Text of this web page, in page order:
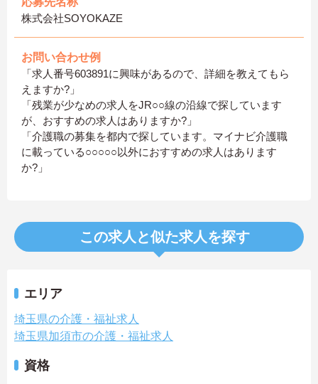
株式会社SOYOKAZE
お問い合わせ例
「求人番号603891に興味があるので、詳細を教えてもら
えますか?」
「残業が少なめの求人をJR○○線の沿線で探しています
が、おすすめの求人はありますか?」
「介護職の募集を都内で探しています。マイナビ介護職
に載っている○○○○○以外におすすめの求人はあります
か?」
この求人と似た求人を探す
エリア
埼玉県の介護・福祉求人
埼玉県加須市の介護・福祉求人
資格